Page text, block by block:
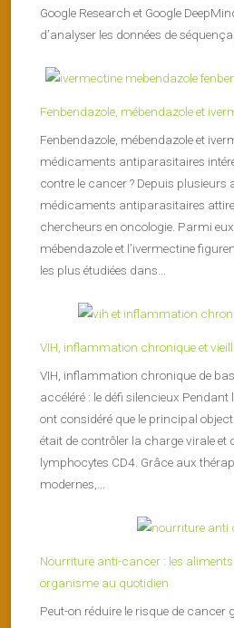
Google Research et Google
d’analyser les données de
Fenbendazole, mébendazole et
Fenbendazole, mébendazole et
médicaments antiparasitaires
contre le cancer ? Depuis plusieurs
médicaments antiparasitaires
chercheurs en oncologie. Parmi
mébendazole et l’ivermectine
les plus étudiées dans...
VIH, inflammation chronique et
VIH, inflammation chronique de
accéléré : le défi silencieux
ont considéré que le principal
était de contrôler la charge virale et
lymphocytes CD4. Grâce aux
modernes,...
Nourriture anti-cancer : les
organisme au quotidien
Peut-on réduire le risque de cancer